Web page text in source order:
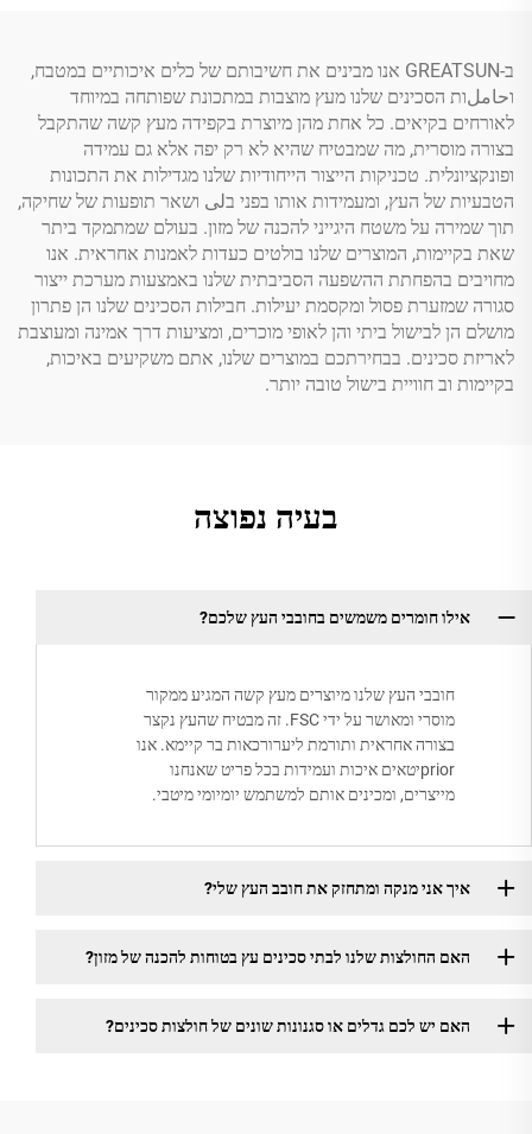
ב-GREATSUN אנו מבינים את חשיבותם של כלים איכותיים במטבח,
וحاملות הסכינים שלנו מעץ מוצבות במתכונת שפותחה במיוחד
לאורחים בקיאים. כל אחת מהן מיוצרת בקפידה מעץ קשה שהתקבל
בצורה מוסרית, מה שמבטיח שהיא לא רק יפה אלא גם עמידה
ופונקציונלית. טכניקות הייצור הייחודיות שלנו מגדילות את התכונות
הטבעיות של העץ, ומעמידות אותו בפני בلى ושאר תופעות של שחיקה,
תוך שמירה על משטח היגייני להכנה של מזון. בעולם שמתמקד ביתר
שאת בקיימות, המוצרים שלנו בולטים כעדות לאמנות אחראית. אנו
מחויבים בהפחתת ההשפעה הסביבתית שלנו באמצעות מערכת ייצור
סגורה שמזערת פסול ומקסמת יעילות. חבילות הסכינים שלנו הן פתרון
מושלם הן לבישול ביתי והן לאופי מוכרים, ומציעות דרך אמינה ומעוצבת
לאריזת סכינים. בבחירתכם במוצרים שלנו, אתם משקיעים באיכות,
בקיימות וב חוויית בישול טובה יותר.
בעיה נפוצה
אילו חומרים משמשים בחובבי העץ שלכם?
חובבי העץ שלנו מיוצרים מעץ קשה המגיע ממקור
מוסרי ומאושר על ידי FSC. זה מבטיח שהעץ נקצר
בצורה אחראית ותורמת ליערורכאות בר קיימא. אנו
priorיטאים איכות ועמידות בכל פריט שאנחנו
מייצרים, ומכינים אותם למשתמש יומיומי מיטבי.
איך אני מנקה ומתחזק את חובב העץ שלי?
האם החולצות שלנו לבתי סכינים עץ בטוחות להכנה של מזון?
האם יש לכם גדלים או סגנונות שונים של חולצות סכינים?